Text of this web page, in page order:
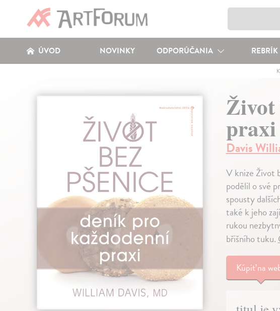
ÚVOD NOVINKY ODPORÚČANIA REBRÍK
Život
praxi
Davis
V knize Život
podělil o své
spousty
také k jeho
rukou
břišního tuku.
Kúpiťna